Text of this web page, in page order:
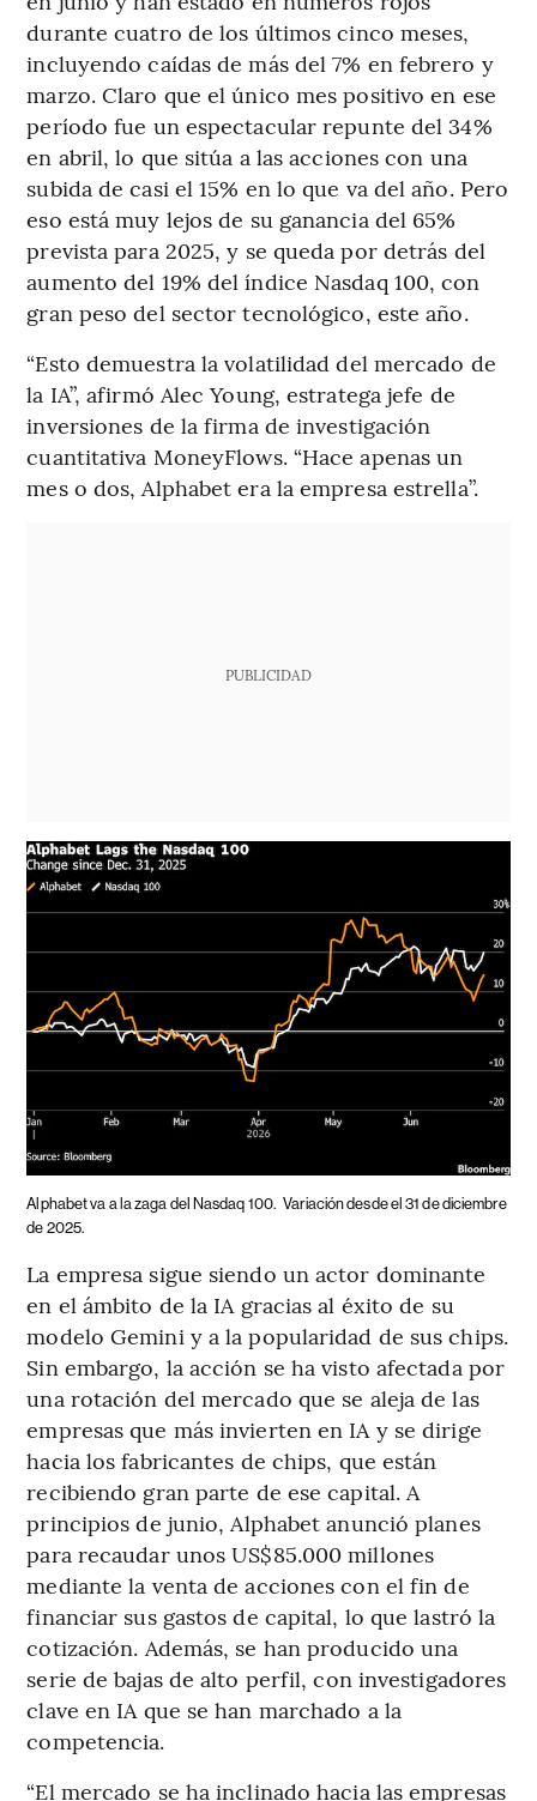
durante cuatro de los últimos cinco meses,
incluyendo caídas de más del 7% en febrero y
marzo. Claro que el único mes positivo en ese
período fue un espectacular repunte del 34%
en abril, lo que sitúa a las acciones con una
subida de casi el 15% en lo que va del año. Pero
eso está muy lejos de su ganancia del 65%
prevista para 2025, y se queda por detrás del
aumento del 19% del índice Nasdaq 100, con
gran peso del sector tecnológico, este año.
“Esto demuestra la volatilidad del mercado de
la IA”, afirmó Alec Young, estratega jefe de
inversiones de la firma de investigación
cuantitativa MoneyFlows. “Hace apenas un
mes o dos, Alphabet era la empresa estrella”.
PUBLICIDAD
Alphabet va a la zaga del Nasdaq 100. Variación desde el 31 de diciembre
de 2025.
La empresa sigue siendo un actor dominante
en el ámbito de la IA gracias al éxito de su
modelo Gemini y a la popularidad de sus chips.
Sin embargo, la acción se ha visto afectada por
una rotación del mercado que se aleja de las
empresas que más invierten en IA y se dirige
hacia los fabricantes de chips, que están
recibiendo gran parte de ese capital. A
principios de junio, Alphabet anunció planes
para recaudar unos US$85.000 millones
mediante la venta de acciones con el fin de
financiar sus gastos de capital, lo que lastró la
cotización. Además, se han producido una
serie de bajas de alto perfil, con investigadores
clave en IA que se han marchado a la
competencia.
“El mercado se ha inclinado hacia las empresas